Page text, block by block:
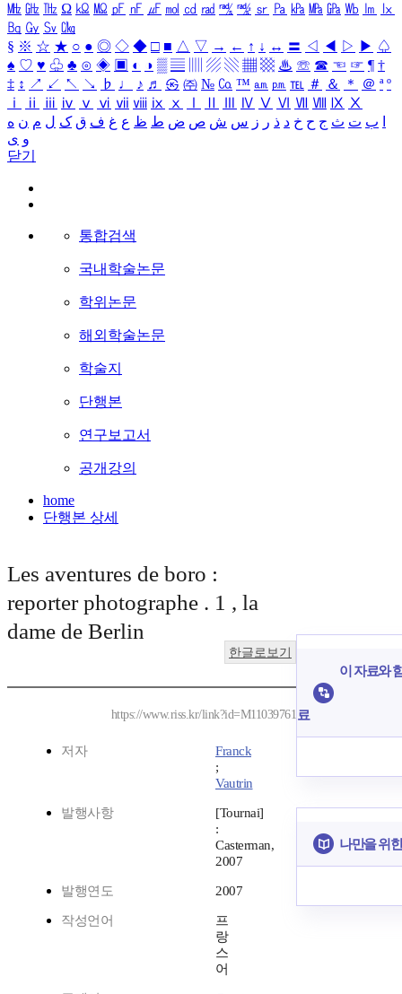
㎒ ㎓ ㎔ Ω ㏀ ㏁ ㎊ ㎋ ㎌ ㏖ ㏅ ㎭ ㎮ ㎯ ㏛ ㎩ ㎪ ㎫ ㎬ ㏝ ㏐
㏓
㏃ ㏉ ㏜ ㏆
§ ※ ☆ ★ ○ ● ◎ ◇ ◆ □ ■ △ ▽ → ← ↑ ↓ ↔ 〓 ◁ ◀ ▷ ▶ ♤
♠ ♡ ♥ ♧ ♣ ⊙ ◈ ▣ ◐ ◑ ▒ ▤ ▨ ▧ ▦ ▩ ♨ ☏ ☎ ☜ ☞ ¶ †
‡ ↕ ↗ ↙ ↖ ↘ ♭ ♩ ♪ ♬ ㉿ ㈜ № ㏇ ™ ㏂ ㏘ ℡ ＃ ＆ ＊ ＠ ª º
ⅰ
ⅱ ⅲ ⅳ ⅴ ⅵ ⅶ ⅷ ⅸ ⅹ Ⅳ Ⅴ Ⅵ Ⅶ Ⅷ Ⅸ Ⅹ
ب ت ث ج ح خ د ذ ر ز س ش ص ض ط ظ ع غ ف ق ک ل م ن ه
و ی
닫기
통합검색
국내학술논문
학위논문
해외학술논문
학술지
단행본
연구보고서
공개강의
home
단행본 상세
Les aventures de boro :
reporter photographe . 1 , la
dame de Berlin
한글로보기
https://www.riss.kr/link?id=M11039761
저자
Franck
;
Vautrin
발행사항
[Tournai]
:
Casterman,
2007
발행연도 2007
작성언어
프
랑
스
어
이 자료와
료
나만을 위